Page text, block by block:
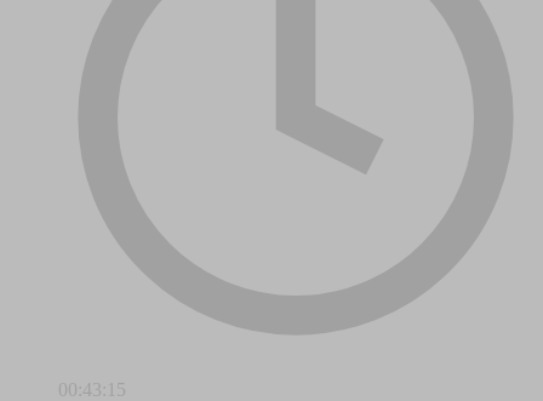
00:43:15